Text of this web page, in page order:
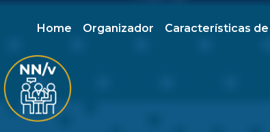
Home Organizador Características